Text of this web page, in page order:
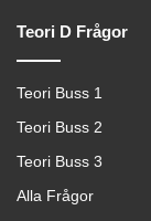
Teori D Frågor
Teori Buss 1
Teori Buss 2
Teori Buss 3
Alla Frågor